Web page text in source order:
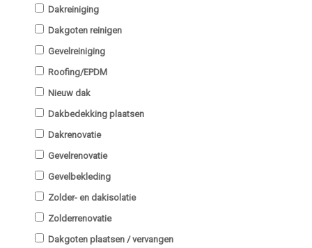
Dakreiniging
Dakgoten reinigen
Gevelreiniging
Roofing/EPDM
Nieuw dak
Dakbedekking plaatsen
Dakrenovatie
Gevelrenovatie
Gevelbekleding
Zolder- en dakisolatie
Zolderrenovatie
Dakgoten plaatsen / vervangen